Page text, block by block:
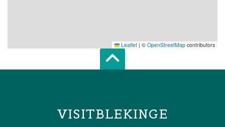
Leaflet | © OpenStreetMap contributors
Scroll top of
VISITBLEKINGE